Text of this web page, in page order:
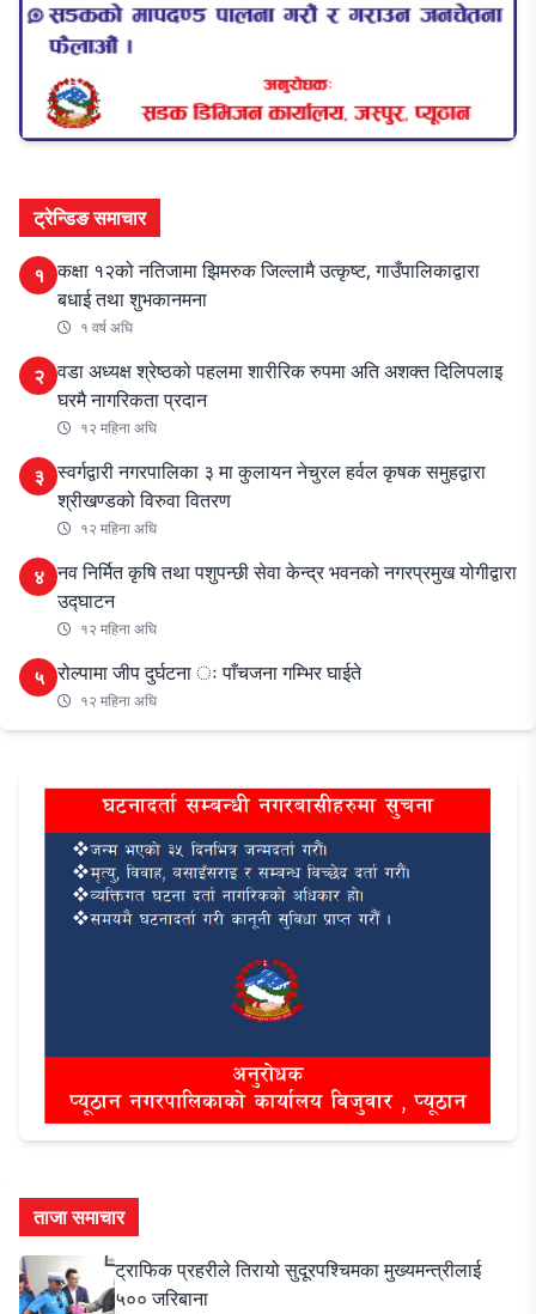
ट्रेन्डिङ समाचार
१ कक्षा १२को नतिजामा झिमरुक जिल्लामै उत्कृष्ट, गाउँपालिकाद्वारा
बधाई तथा शुभकानमना
१ वर्ष अघि
२ वडा अध्यक्ष श्रेष्ठको पहलमा शारीरिक रुपमा अति अशक्त दिलिपलाइ
घरमै नागरिकता प्रदान
१२ महिना अघि
३ स्वर्गद्वारी नगरपालिका ३ मा कुलायन नेचुरल हर्वल कृषक समुहद्वारा
श्रीखण्डको विरुवा वितरण
१२ महिना अघि
४ नव निर्मित कृषि तथा पशुपन्छी सेवा केन्द्र भवनको नगरप्रमुख योगीद्वारा
उद्घाटन
१२ महिना अघि
५ रोल्पामा जीप दुर्घटना ः पाँचजना गम्भिर घाईते
१२ महिना अघि
ताजा समाचार
ट्राफिक प्रहरीले तिरायो सुदूरपश्चिमका मुख्यमन्त्रीलाई
५०० जरिबाना